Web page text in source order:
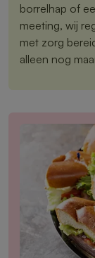
borrelhap of
meeting, wij
met zorg
alleen nog